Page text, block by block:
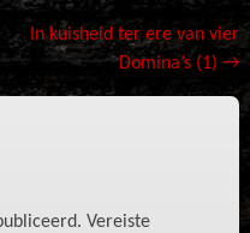
In kuisheid ter ere van vier
Domina’s (1)→
Vereiste